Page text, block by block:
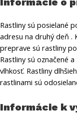
Rastliny sú posielané
adresu na druhý deň .
preprave sú rastliny
Rastliny sú označené
vlhkosť. Rastliny
rastlinami sú
Informácie k